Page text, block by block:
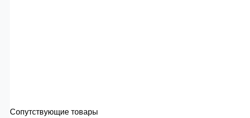
Сопутствующие товары